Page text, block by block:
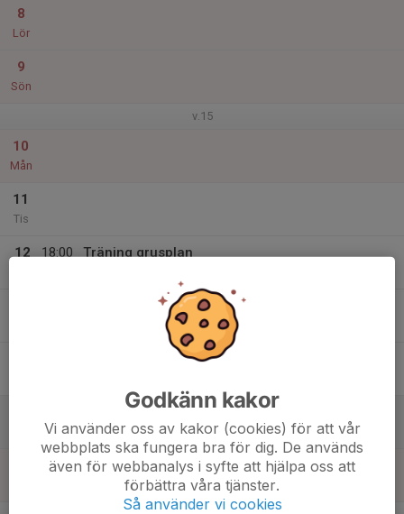
8
Lör
9
Sön
v.15
10
Mån
11
Tis
12
18:00
Träning grusplan
Godkänn kakor
Vi använder oss av kakor (cookies) för att vår
webbplats ska fungera bra för dig. De används
även för webbanalys i syfte att hjälpa oss att
förbättra våra tjänster.
Så använder vi cookies